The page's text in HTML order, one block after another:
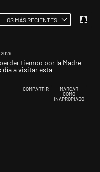
LOS MÁS RECIENTES
2026
tiempo por la Madre
día a visitar esta
COMPARTIR
MARCAR
COMO
INAPROPIADO